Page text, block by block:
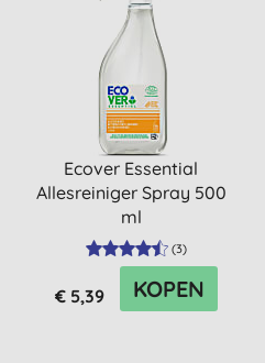
Ecover Essential
Allesreiniger Spray 500
ml
(3)
€ 5,39 KOPEN